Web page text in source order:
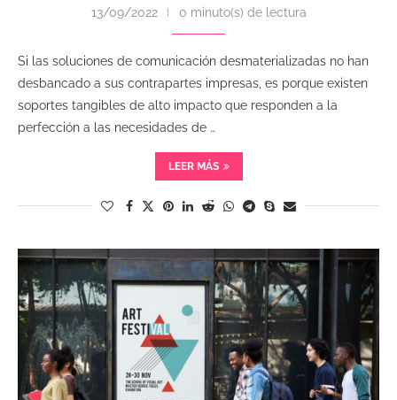
13/09/2022 0 minuto(s) de lectura
Si las soluciones de comunicación desmaterializadas no han
desbancado a sus contrapartes impresas, es porque existen
soportes tangibles de alto impacto que responden a la
perfección a las necesidades de …
LEER MÁS